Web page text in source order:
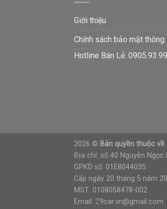
Giới thiệu
Chính sách bảo mật thông
Hotline Bán Lẻ:
2026 © Bản quyền thuộc về
Địa chỉ: số 40 Nguyễn Ngọc
GPKD số: 01E8044035
Cấp ngày 20 tháng 5 năm
MST: 0108058478-002
Email: Z9car.vn@gmail.com